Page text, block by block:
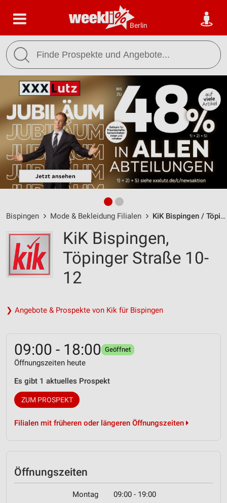
Berlin
Bispingen Mode & Bekleidung Filialen KiK Bispingen / Töpinger Straße 10-12 - Öffnungszeiten & Adresse
KiK Bispingen,
Töpinger Straße 10-
12
❯ Angebote & Prospekte von Kik für Bispingen
09:00 - 18:00 Geöffnet
Öffnungszeiten heute
Es gibt 1 aktuelles Prospekt
ZUM PROSPEKT
Filialen mit früheren oder längeren Öffnungszeiten
Öffnungszeiten
Montag 09:00 - 19:00